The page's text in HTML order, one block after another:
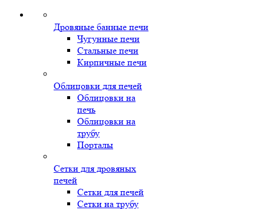
Дровяные банные печи
Чугунные печи
Стальные печи
Кирпичные печи
Облицовки для печей
Облицовки на
печь
Облицовки на
трубу
Порталы
Сетки для дровяных
печей
Сетки для печей
Сетки на трубу